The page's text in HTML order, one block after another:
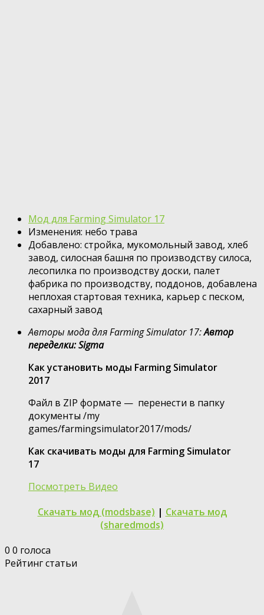
Мод для Farming Simulator 17
Изменения: небо трава
Добавлено: стройка, мукомольный завод, хлеб
завод, силосная башня по производству силоса,
лесопилка по производству доски, палет
фабрика по производству, поддонов, добавлена
неплохая стартовая техника, карьер с песком,
сахарный завод
Авторы мода для Farming Simulator 17:Автор
переделки: Sigma
Как установить моды Farming Simulator
2017
Файл в ZIP формате — перенести в папку
документы /my
games/farmingsimulator2017/mods/
Как скачивать моды для Farming Simulator
17
Посмотреть Видео
Скачать мод (modsbase) | Скачать мод
(sharedmods)
0 0 голоса
Рейтинг статьи